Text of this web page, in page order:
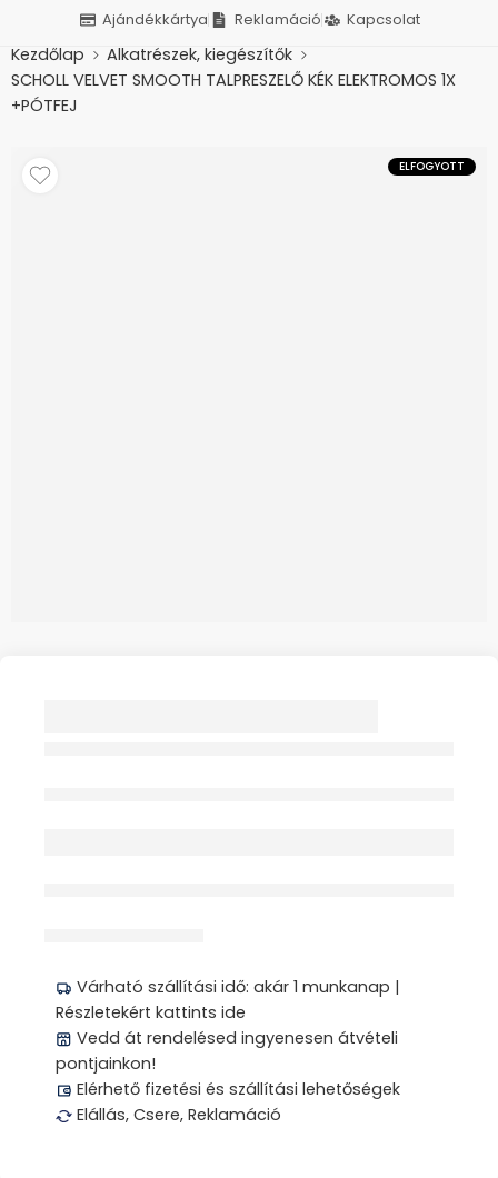
Ajándékkártya Reklamáció Kapcsolat
Kezdőlap
Alkatrészek, kiegészítők
SCHOLL VELVET SMOOTH TALPRESZELŐ KÉK ELEKTROMOS 1X
+PÓTFEJ
ELFOGYOTT
Várható szállítási idő: akár 1 munkanap |
Részletekért kattints ide
Vedd át rendelésed ingyenesen átvételi
pontjainkon!
Elérhető fizetési és szállítási lehetőségek
Elállás, Csere, Reklamáció